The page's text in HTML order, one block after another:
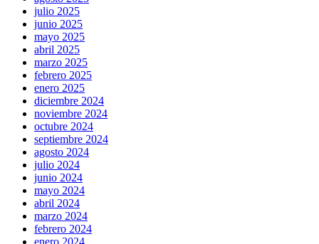
julio 2025
junio 2025
mayo 2025
abril 2025
marzo 2025
febrero 2025
enero 2025
diciembre 2024
noviembre 2024
octubre 2024
septiembre 2024
agosto 2024
julio 2024
junio 2024
mayo 2024
abril 2024
marzo 2024
febrero 2024
enero 2024